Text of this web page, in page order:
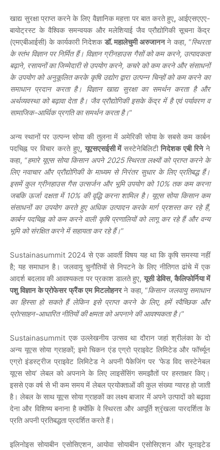
खाद्य सुरक्षा प्राप्त करने के लिए वैज्ञानिक महत्ता पर बात करते हुए,आईएसएएए-
बायोट्रस्ट के वैश्विक समन्वयक और मलेशियाई जैव प्रौद्योगिकी सूचना केंद्र
(एमएबीआईसी) के कार्यकारी निदेशक डॉ.महालेचुमी अरुजाननने कहा, “स्थिरता
के स्तंभ विज्ञान पर निर्मित हैं। विज्ञान ग्रीनहाउस गैसों को कम करने, उत्पादकता
बढ़ाने, रसायनों का जिम्मेदारी से उपयोग करने, कचरे को कम करने और संसाधनों
के उपयोग को अनुकूलित करके कृषि उद्योग द्वारा उत्पन्न चिन्हों को कम करने का
समाधान प्रदान करता है। विज्ञान खाद्य सुरक्षा का समर्थन करता है और
अर्थव्यवस्था को बढ़ावा देता है। जैव प्रौद्योगिकी इसके केंद्र में है एवं पर्यावरण व
सामाजिक-आर्थिक प्रगति का समर्थन करता है।“
अन्य स्थानों पर उत्पन्न सोया की तुलना में अमेरिकी सोया के सबसे कम कार्बन
पदचिह्न पर विचार करते हुए, यूएसएसईसी मेंसस्टेनेबिलिटीनिदेशक एबी रिनेने
कहा, “हमारे यूएस सोया किसान अपने 2025 स्थिरता लक्ष्यों को प्राप्त करने के
लिए नवाचार और प्रौद्योगिकी के माध्यम से निरंतर सुधार के लिए प्रतिबद्ध हैं।
इसमें कुल ग्रीनहाउस गैस उत्सर्जन और भूमि उपयोग को 10% तक कम करना
जबकि ऊर्जा दक्षता में 10% की वृद्धि करना शामिल है। यूएस सोया किसान कम
संसाधनों का उपयोग करते हुए अधिक उत्पादन करके मार्ग प्रशस्त कर रहे हैं,
कार्बन पदचिह्न को कम करने वाली कृषि प्रणालियों को लागू कर रहे हैं और वन्य
भूमि को संरक्षित करने में सहायता कर रहे हैं।“
Sustainasummit 2024 से एक आवर्ती विषय यह था कि कृषि समस्या नहीं
है; यह समाधान है। जलवायु चुनौतियों से निपटने के लिए नीतिगत ढांचे में एक
आदर्श बदलाव की आवश्यकता पर प्रकाश डालते हुए,यूसी डेविस,कैलिफोर्निया में
पशु विज्ञान के प्रोफेसर फ्रैंक एम मिटलोहनरने कहा, “किसान जलवायु समाधान
का हिस्सा हो सकते हैं लेकिन इसे प्राप्त करने के लिए, हमें स्वैच्छिक और
प्रोत्साहन-आधारित नीतियों की क्षमता को अपनाने की आवश्यकता है।“
Sustainasummit एक उल्लेखनीय उत्सव था दौरान जहां श्रीलंका के दो
अन्य यूएस सोया ग्राहकों; इमो चिकन एंड एग्रो प्राइवेट लिमिटेड और फॉर्च्यून
एग्रो इंडस्ट्रीज प्राइवेट लिमिटेड ने अपनी पैकेजिंग पर ‘फेड विद सस्टेनेबल
यूएस सोय’ लेबल को अपनाने के लिए लाइसेंसिंग समझौतों पर हस्ताक्षर किए।
इससे एक वर्ष से भी कम समय में लेबल प्रयोक्ताओं की कुल संख्या ग्यारह हो जाती
है। लेबल के साथ यूएस सोया ग्राहकों का लक्ष्य बाजार में अपने उत्पादों को बढ़ावा
देना और विशिष्य बनाना है क्योंकि वे स्थिरता और आपूर्ति श्रृंखला पारदर्शिता के
प्रति अपनी प्रतिबद्धता प्रदर्शित करते हैं।
इलिनोइस सोयाबीन एसोसिएशन, आयोवा सोयाबीन एसोसिएशन और यूनाइटेड